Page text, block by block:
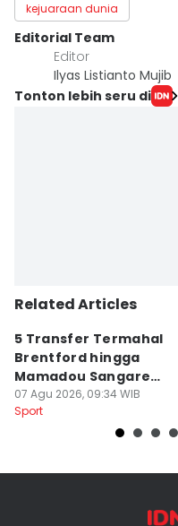
kejuaraan dunia
Editorial Team
Editor
Ilyas Listianto Mujib
Tonton lebih seru di
Related Articles
5 Transfer Termahal
Brentford hingga
Mamadou Sangare
Pecahkan Rekor
07 Agu 2026, 09:34 WIB
Sport